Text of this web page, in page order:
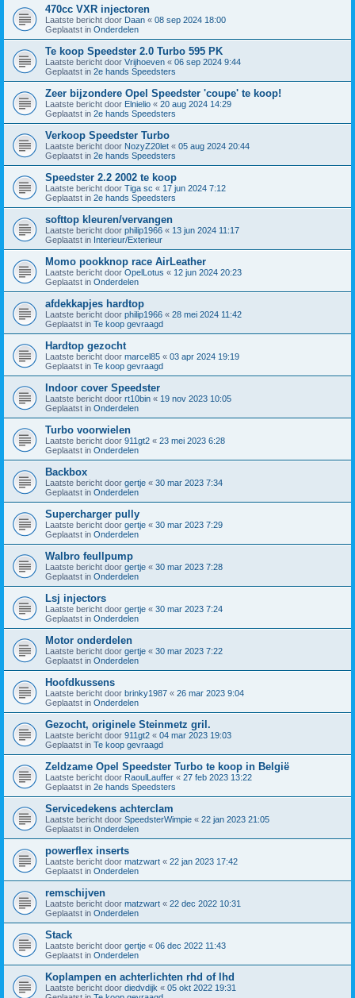
470cc VXR injectoren
Laatste bericht door Daan « 08 sep 2024 18:00
Geplaatst in Onderdelen
Te koop Speedster 2.0 Turbo 595 PK
Laatste bericht door Vrijhoeven « 06 sep 2024 9:44
Geplaatst in 2e hands Speedsters
Zeer bijzondere Opel Speedster 'coupe' te koop!
Laatste bericht door Elnielio « 20 aug 2024 14:29
Geplaatst in 2e hands Speedsters
Verkoop Speedster Turbo
Laatste bericht door NozyZ20let « 05 aug 2024 20:44
Geplaatst in 2e hands Speedsters
Speedster 2.2 2002 te koop
Laatste bericht door Tiga sc « 17 jun 2024 7:12
Geplaatst in 2e hands Speedsters
softtop kleuren/vervangen
Laatste bericht door philip1966 « 13 jun 2024 11:17
Geplaatst in Interieur/Exterieur
Momo pookknop race AirLeather
Laatste bericht door OpelLotus « 12 jun 2024 20:23
Geplaatst in Onderdelen
afdekkapjes hardtop
Laatste bericht door philip1966 « 28 mei 2024 11:42
Geplaatst in Te koop gevraagd
Hardtop gezocht
Laatste bericht door marcel85 « 03 apr 2024 19:19
Geplaatst in Te koop gevraagd
Indoor cover Speedster
Laatste bericht door rt10bin « 19 nov 2023 10:05
Geplaatst in Onderdelen
Turbo voorwielen
Laatste bericht door 911gt2 « 23 mei 2023 6:28
Geplaatst in Onderdelen
Backbox
Laatste bericht door gertje « 30 mar 2023 7:34
Geplaatst in Onderdelen
Supercharger pully
Laatste bericht door gertje « 30 mar 2023 7:29
Geplaatst in Onderdelen
Walbro feullpump
Laatste bericht door gertje « 30 mar 2023 7:28
Geplaatst in Onderdelen
Lsj injectors
Laatste bericht door gertje « 30 mar 2023 7:24
Geplaatst in Onderdelen
Motor onderdelen
Laatste bericht door gertje « 30 mar 2023 7:22
Geplaatst in Onderdelen
Hoofdkussens
Laatste bericht door brinky1987 « 26 mar 2023 9:04
Geplaatst in Onderdelen
Gezocht, originele Steinmetz gril.
Laatste bericht door 911gt2 « 04 mar 2023 19:03
Geplaatst in Te koop gevraagd
Zeldzame Opel Speedster Turbo te koop in België
Laatste bericht door RaoulLauffer « 27 feb 2023 13:22
Geplaatst in 2e hands Speedsters
Servicedekens achterclam
Laatste bericht door SpeedsterWimpie « 22 jan 2023 21:05
Geplaatst in Onderdelen
powerflex inserts
Laatste bericht door matzwart « 22 jan 2023 17:42
Geplaatst in Onderdelen
remschijven
Laatste bericht door matzwart « 22 dec 2022 10:31
Geplaatst in Onderdelen
Stack
Laatste bericht door gertje « 06 dec 2022 11:43
Geplaatst in Onderdelen
Koplampen en achterlichten rhd of lhd
Laatste bericht door diedvdijk « 05 okt 2022 19:31